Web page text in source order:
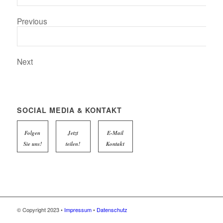
Previous
Next
SOCIAL MEDIA & KONTAKT
Folgen
Sie uns!
Jetzt
teilen!
E-Mail
Kontakt
© Copyright 2023 • Impressum• Datenschutz